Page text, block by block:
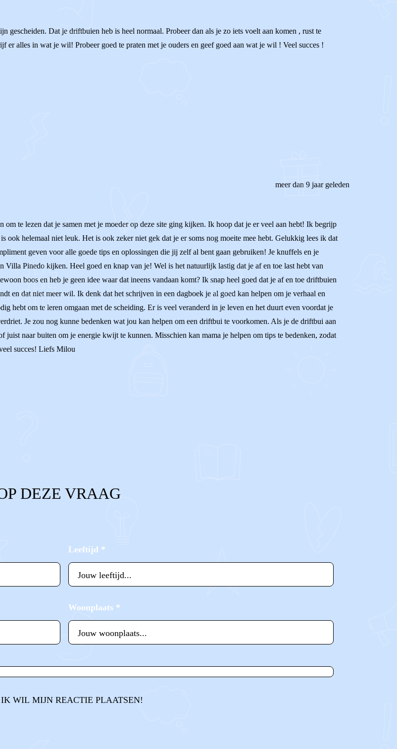
gescheiden. Dat je driftbuien heb is heel normaal. Probeer dan als je zo iets voelt aan komen , rust te
alles in wat je wil! Probeer goed te praten met je ouders en geef goed aan wat je wil ! Veel succes !
meer dan 9 jaar geleden
te lezen dat je samen met je moeder op deze site ging kijken. Ik hoop dat je er veel aan hebt! Ik begrijp
ook helemaal niet leuk. Het is ook zeker niet gek dat je er soms nog moeite mee hebt. Gelukkig lees ik dat
geven voor alle goede tips en oplossingen die jij zelf al bent gaan gebruiken! Je knuffels en je
Villa Pinedo kijken. Heel goed en knap van je! Wel is het natuurlijk lastig dat je af en toe last hebt van
boos en heb je geen idee waar dat ineens vandaan komt? Ik snap heel goed dat je af en toe driftbuien
en dat niet meer wil. Ik denk dat het schrijven in een dagboek je al goed kan helpen om je verhaal en
hebt om te leren omgaan met de scheiding. Er is veel veranderd in je leven en het duurt even voordat je
Je zou nog kunne bedenken wat jou kan helpen om een driftbui te voorkomen. Als je de driftbui aan
naar buiten om je energie kwijt te kunnen. Misschien kan mama je helpen om tips te bedenken, zodat
succes! Liefs Milou
DEZE VRAAG
Leeftijd *
Woonplaats *
WIL MIJN REACTIE PLAATSEN!